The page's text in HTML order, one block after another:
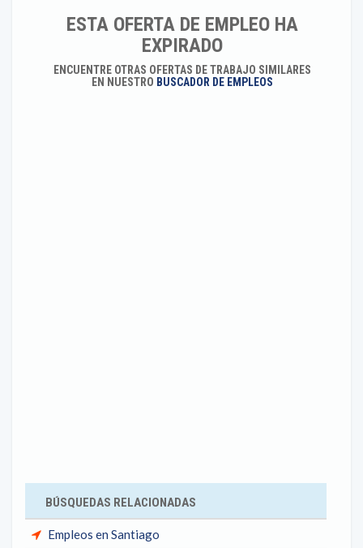
ESTA OFERTA DE EMPLEO HA
EXPIRADO
ENCUENTRE OTRAS OFERTAS DE TRABAJO SIMILARES
EN NUESTRO BUSCADOR DE EMPLEOS
BÚSQUEDAS RELACIONADAS
Empleos en Santiago